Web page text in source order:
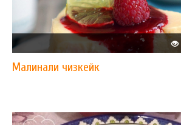
Малинали чизкейк